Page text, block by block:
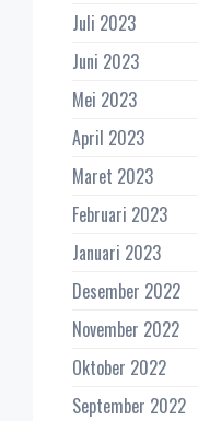
Juli 2023
Juni 2023
Mei 2023
April 2023
Maret 2023
Februari 2023
Januari 2023
Desember 2022
November 2022
Oktober 2022
September 2022